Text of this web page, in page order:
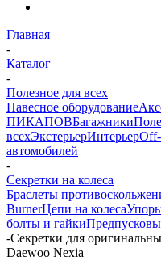
Главная
-
Каталог
-
Полезное для всех
Навесное оборудование
ПИКАПОВБагажники
всехЭкстерьерИнтерьер
автомобилей
-
Секретки на колеса
Браслеты
BurnerЦепи на колеса
болты и гайки
-Секретки для
Daewoo Nexia